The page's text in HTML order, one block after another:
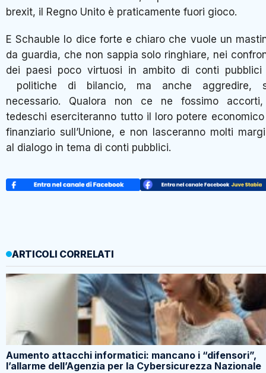
brexit, il Regno Unito è praticamente fuori gioco.
E Schauble lo dice forte e chiaro che vuole un
da guardia, che non sappia solo ringhiare, nei
dei paesi poco virtuosi in ambito di conti pubblici
politiche di bilancio, ma anche aggredire,
necessario. Qualora non ce ne fossimo
tedeschi eserciteranno tutto il loro potere
finanziario sull’Unione, e non lasceranno molti
al dialogo in tema di conti pubblici.
ARTICOLI CORRELATI
Aumento attacchi informatici: mancano i “difensori”,
l’allarme dell’Agenzia per la Cybersicurezza Nazionale